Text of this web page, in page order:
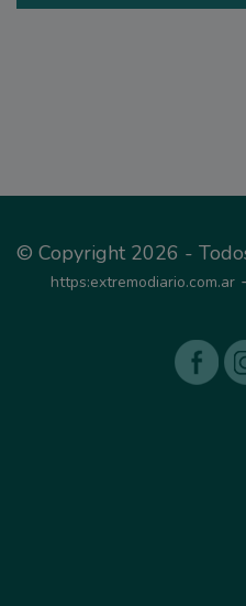
© Copyright 2026 -
https:extremodiario.com.ar